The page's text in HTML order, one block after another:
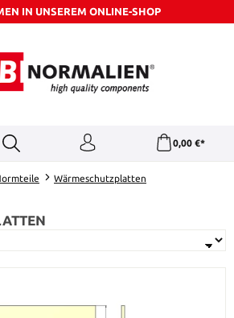
IN UNSEREM ONLINE-SHOP
0,00 €*
Wärmeschutzplatten